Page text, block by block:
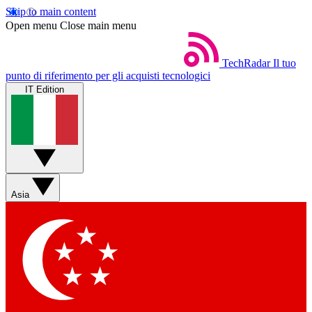
Skip to main content
Open menu Close main menu
TechRadar Il tuo
punto di riferimento per gli acquisti tecnologici
IT Edition
Asia